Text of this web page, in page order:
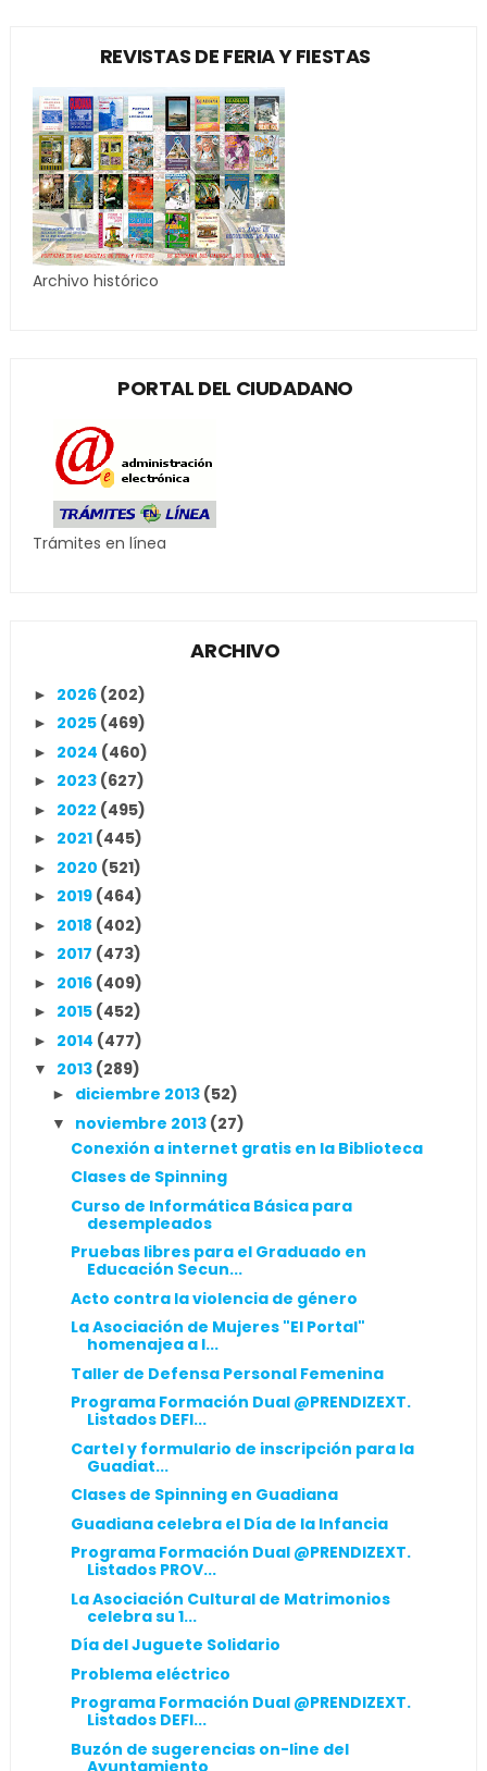
REVISTAS DE FERIA Y FIESTAS
Archivo histórico
PORTAL DEL CIUDADANO
Trámites en línea
ARCHIVO
► 2026 (202)
► 2025 (469)
► 2024 (460)
► 2023 (627)
► 2022 (495)
► 2021 (445)
► 2020 (521)
► 2019 (464)
► 2018 (402)
► 2017 (473)
► 2016 (409)
► 2015 (452)
► 2014 (477)
▼ 2013 (289)
► diciembre 2013 (52)
▼ noviembre 2013 (27)
Conexión a internet gratis en la Biblioteca
Clases de Spinning
Curso de Informática Básica para
desempleados
Pruebas libres para el Graduado en
Educación Secun...
Acto contra la violencia de género
La Asociación de Mujeres "El Portal"
homenajea a l...
Taller de Defensa Personal Femenina
Programa Formación Dual @PRENDIZEXT.
Listados DEFI...
Cartel y formulario de inscripción para la
Guadiat...
Clases de Spinning en Guadiana
Guadiana celebra el Día de la Infancia
Programa Formación Dual @PRENDIZEXT.
Listados PROV...
La Asociación Cultural de Matrimonios
celebra su 1...
Día del Juguete Solidario
Problema eléctrico
Programa Formación Dual @PRENDIZEXT.
Listados DEFI...
Buzón de sugerencias on-line del
Ayuntamiento